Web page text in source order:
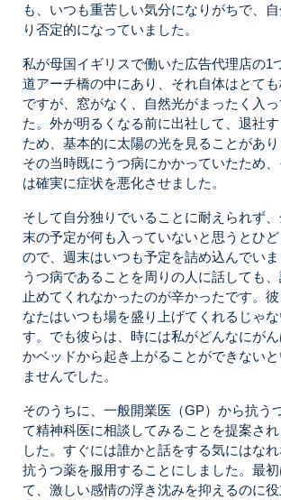
も、いつも重苦しい気分になりがちで、
り否定的になっていました。
私が母国イギリスで働いた広告代理店の1
道アーチ橋の中にあり、それ自体はとて
ですが、窓がなく、自然光がまったく入
た。外が明るくなる前に出社して、退社
ため、基本的に太陽の光を見ることがあり
その当時既にうつ病にかかっていたため
は確実に症状を悪化させました。
そして自分独りでいることに耐えられず
末の予定が何も入っていないと思うとひ
ので、週末はいつも予定を詰め込んでいま
うつ病であることを周りの人に話しても
止めてくれなかったのが辛かったです。
なたはいつも場を盛り上げてくれるじゃ
す。でも彼らは、時には私がどんなにが
かベッドから起き上がることができない
ませんでした。
そのうちに、一般開業医（GP）から抗う
て精神科医に相談してみることを提案さ
した。すぐには誰かと話をする気にはなれ
抗うつ薬を服用することにしました。最
て、激しい感情の浮き沈みを抑えるのに役